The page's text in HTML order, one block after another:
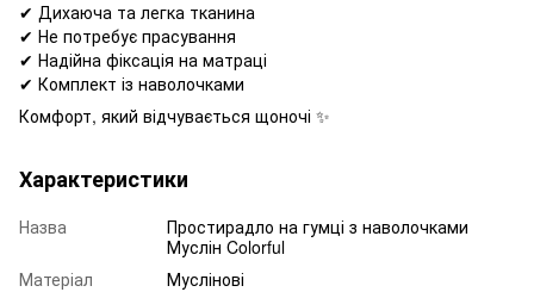
✔ Дихаюча та легка тканина
✔ Не потребує прасування
✔ Надійна фіксація на матраці
✔ Комплект із наволочками
Комфорт, який відчувається щоночі ✨
Характеристики
Назва
Простирадло на гумці з наволочками
Муслін Colorful
Матеріал
Муслінові